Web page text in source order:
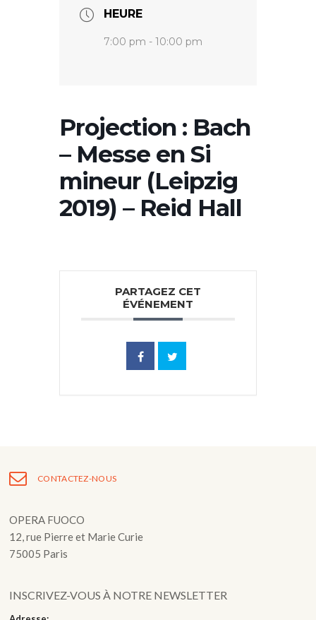
HEURE
7:00 pm - 10:00 pm
Projection : Bach
– Messe en Si
mineur (Leipzig
2019) – Reid Hall
PARTAGEZ CET
ÉVÉNEMENT
CONTACTEZ-NOUS
OPERA FUOCO
12, rue Pierre et Marie Curie
75005 Paris
INSCRIVEZ-VOUS À NOTRE NEWSLETTER